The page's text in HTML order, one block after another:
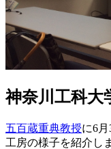
神奈川工科大
五百蔵重典教授に6
工房の様子を紹介し